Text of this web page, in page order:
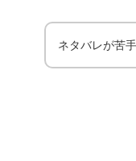
ネタバレが苦